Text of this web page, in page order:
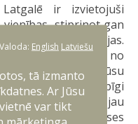
ir izvietojuši
vienības, stiprinot gan
notriekšanas spējas.
apdraudējumiem no
izaicinājumi ir mūsu
reģiona valstis kopīgi
īstenot iepriekš jau
stiprināt alianses
Valoda: English Latviešu
tā izmanto
Ar Jūsu
var tikt